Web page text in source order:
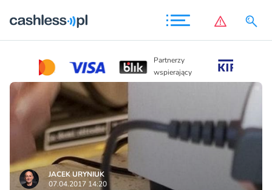
Partnerzy
wspierający
JACEK URYNIUK
07.04.2017 14:20